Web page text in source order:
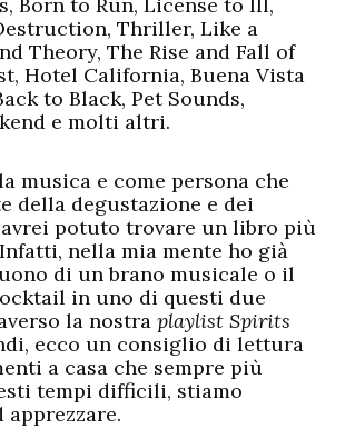
Born to Run, License to Ill,
Thriller, Like a
Theory, The Rise and Fall of
Hotel California, Buena Vista
to Black, Pet Sounds,
e molti altri.
musica e come persona che
della degustazione e dei
potuto trovare un libro più
nella mia mente ho già
di un brano musicale o il
in uno di questi due
la nostraplaylist Spirits
ecco un consiglio di lettura
a casa che sempre più
tempi difficili, stiamo
apprezzare.